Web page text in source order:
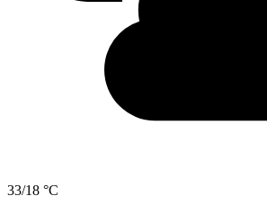
33/18 °C